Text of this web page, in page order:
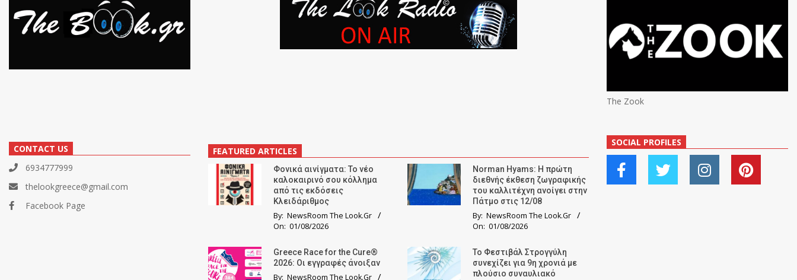
CONTACT US
6934777999
thelookgreece@gmail.com
Facebook Page
FEATURED ARTICLES
Φονικά αινίγματα: Το νέο
καλοκαιρινό σου κόλλημα
από τις εκδόσεις
Κλειδάριθμος
By: NewsRoom The Look.Gr
On: 01/08/2026
Greece Race for the Cure®
2026: Οι εγγραφές άνοιξαν
By: NewsRoom The Look.Gr
Norman Hyams: Η πρώτη
διεθνής έκθεση ζωγραφικής
του καλλιτέχνη ανοίγει στην
Πάτμο στις 12/08
By: NewsRoom The Look.Gr
On: 01/08/2026
Το Φεστιβάλ Στρογγύλη
συνεχίζει για 9η χρονιά με
πλούσιο συναυλιακό
The Zook
SOCIAL PROFILES